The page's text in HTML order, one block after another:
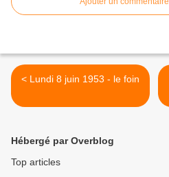
< Lundi 8 juin 1953 - le foin
Hébergé par Overblog
Top articles